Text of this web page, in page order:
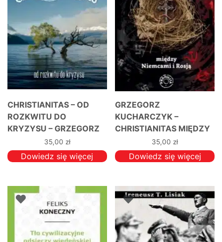
CHRISTIANITAS – OD
ROZKWITU DO
KRYZYSU – GRZEGORZ
KUCHARCZYK
35,00 zł
Dowiedz się więcej
GRZEGORZ
KUCHARCZYK –
CHRISTIANITAS MIĘDZY
NIEMCAMI I ROSJĄ
35,00 zł
Dowiedz się więcej